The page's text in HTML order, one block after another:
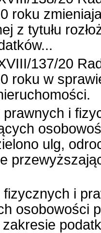
roku
z tytułu
137/20
roku w
i
ulg,
i
osobowości